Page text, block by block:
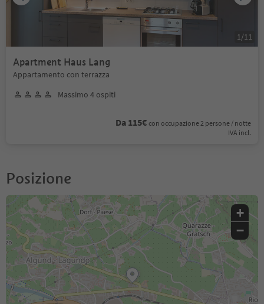
Apartment Haus Lang
Appartamento con terrazza
Massimo 4 ospiti
Da 115€ con occupazione 2 persone / notte
IVA incl.
1 /11
Posizione
+
−